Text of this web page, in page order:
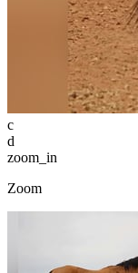
c
d
zoom_in
Zoom